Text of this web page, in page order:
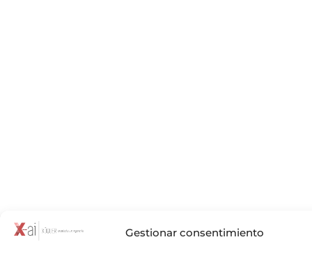
Gestionar consentimiento